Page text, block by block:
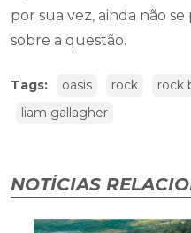
por sua vez, ainda não
sobre a questão.
Tags: oasis rock rock
liam gallagher
NOTÍCIAS